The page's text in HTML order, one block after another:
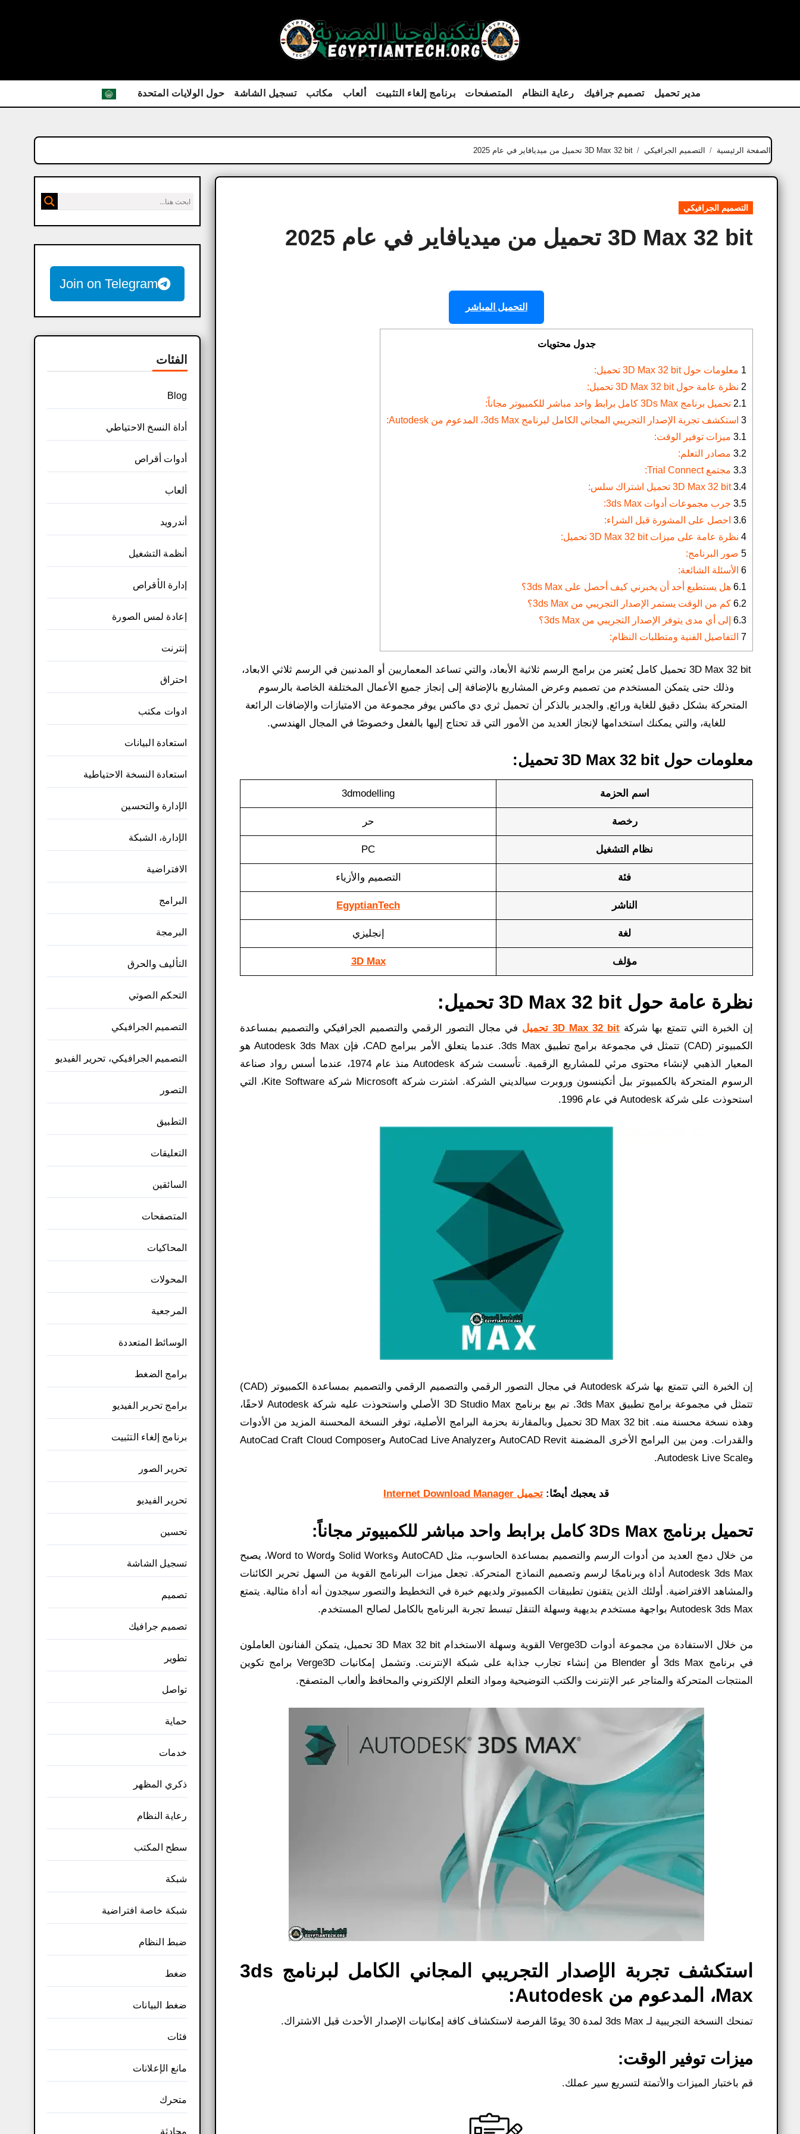
مدير تحميل تصميم جرافيك رعاية النظام المتصفحات برنامج إلغاء التثبيت ألعاب مكاتب تسجيل الشاشة حول الولايات المتحدة
الصفحة الرئيسية التصميم الجرافيكي 3D Max 32 bit تحميل من ميديافاير في عام 2025
التصميم الجرافيكي
3D Max 32 bit تحميل من ميديافاير في عام 2025
التحميل المباشر
جدول محتويات
1 معلومات حول 3D Max 32 bit تحميل:
2 نظرة عامة حول 3D Max 32 bit تحميل:
2.1 تحميل برنامج 3Ds Max كامل برابط واحد مباشر للكمبيوتر مجاناً:
3 استكشف تجربة الإصدار التجريبي المجاني الكامل لبرنامج 3ds Max، المدعوم من Autodesk:
3.1 ميزات توفير الوقت:
3.2 مصادر التعلم:
3.3 مجتمع Trial Connect:
3.43D Max 32 bit تحميل اشتراك سلس:
3.5 جرب مجموعات أدوات 3ds Max:
3.6 احصل على المشورة قبل الشراء:
4 نظرة عامة على ميزات 3D Max 32 bit تحميل:
5 صور البرنامج:
6 الأسئلة الشائعة:
6.1 هل يستطيع أحد أن يخبرني كيف أحصل على 3ds Max؟
6.2 كم من الوقت يستمر الإصدار التجريبي من 3ds Max؟
6.3 إلى أي مدى يتوفر الإصدار التجريبي من 3ds Max؟
7 التفاصيل الفنية ومتطلبات النظام:
3D Max 32 bit تحميل كامل يُعتبر من برامج الرسم ثلاثية الأبعاد، والتي تساعد المعماريين أو المدنيين في الرسم ثلاثي الابعاد،
وذلك حتى يتمكن المستخدم من تصميم وعرض المشاريع بالإضافة إلى إنجاز جميع الأعمال المختلفة الخاصة بالرسوم
المتحركة بشكل دقيق للغاية ورائع, والجدير بالذكر أن تحميل ثري دي ماكس يوفر مجموعة من الامتيازات والإضافات الرائعة
للغاية، والتي يمكنك استخدامها لإنجاز العديد من الأمور التي قد تحتاج إليها بالفعل وخصوصًا في المجال الهندسي.
معلومات حول 3D Max 32 bit تحميل:
اسم الحزمة 3dmodelling
رخصة حر
نظام التشغيل PC
فئة التصميم والأزياء
الناشر EgyptianTech
لغة إنجليزي
مؤلف 3D Max
نظرة عامة حول 3D Max 32 bit تحميل:
إن الخبرة التي تتمتع بها شركة 3D Max 32 bit تحميل
في مجال التصور الرقمي والتصميم الجرافيكي والتصميم بمساعدة
الكمبيوتر (CAD) تتمثل في مجموعة برامج تطبيق 3ds Max. عندما يتعلق الأمر ببرامج CAD، فإن Autodesk 3ds Max هو
المعيار الذهبي لإنشاء محتوى مرئي للمشاريع الرقمية. تأسست شركة Autodesk منذ عام 1974، عندما أسس رواد صناعة
الرسوم المتحركة بالكمبيوتر بيل أتكينسون وروبرت سيالديني الشركة. اشترت شركة Microsoft شركة Kite Software، التي
استحوذت على شركة Autodesk في عام 1996.
إن الخبرة التي تتمتع بها شركة Autodesk في مجال التصور الرقمي والتصميم الرقمي والتصميم بمساعدة الكمبيوتر (CAD)
تتمثل في مجموعة برامج تطبيق 3ds Max. تم بيع برنامج 3D Studio Max الأصلي واستحوذت عليه شركة Autodesk لاحقًا،
وهذه نسخة محسنة منه. 3D Max 32 bit تحميل وبالمقارنة بحزمة البرامج الأصلية، توفر النسخة المحسنة المزيد من الأدوات
والقدرات. ومن بين البرامج الأخرى المضمنة AutoCAD Revit وAutoCad Live Analyzer وAutoCad Craft Cloud Composer
وAutodesk Live Scale.
قد يعجبك أيضًا: تحميل Internet Download Manager
تحميل برنامج 3Ds Max كامل برابط واحد مباشر للكمبيوتر مجاناً:
من خلال دمج العديد من أدوات الرسم والتصميم بمساعدة الحاسوب، مثل AutoCAD وSolid Works وWord to Word، يصبح
Autodesk 3ds Max أداة وبرنامجًا لرسم وتصميم النماذج المتحركة. تجعل ميزات البرنامج القوية من السهل تحرير الكائنات
والمشاهد الافتراضية. أولئك الذين يتقنون تطبيقات الكمبيوتر ولديهم خبرة في التخطيط والتصور سيجدون أنه أداة مثالية. يتمتع
Autodesk 3ds Max بواجهة مستخدم بديهية وسهلة التنقل تبسط تجربة البرنامج بالكامل لصالح المستخدم.
من خلال الاستفادة من مجموعة أدوات Verge3D القوية وسهلة الاستخدام 3D Max 32 bit تحميل، يتمكن الفنانون العاملون
في برنامج 3ds Max أو Blender من إنشاء تجارب جذابة على شبكة الإنترنت. وتشمل إمكانيات Verge3D برامج تكوين
المنتجات المتحركة والمتاجر عبر الإنترنت والكتب التوضيحية ومواد التعلم الإلكتروني والمحافظ وألعاب المتصفح.
استكشف تجربة الإصدار التجريبي المجاني الكامل لبرنامج 3ds
Max، المدعوم من Autodesk:
تمنحك النسخة التجريبية لـ 3ds Max لمدة 30 يومًا الفرصة لاستكشاف كافة إمكانيات الإصدار الأحدث قبل الاشتراك.
ميزات توفير الوقت:
قم باختبار الميزات والأتمتة لتسريع سير عملك.
Join on Telegram
الفئات
Blog
أداة النسخ الاحتياطي
أدوات أقراص
ألعاب
أندرويد
أنظمة التشغيل
إدارة الأقراص
إعادة لمس الصورة
إنترنت
احتراق
ادوات مكتب
استعادة البيانات
استعادة النسخة الاحتياطية
الإدارة والتحسين
الإدارة، الشبكة
الافتراضية
البرامج
البرمجة
التأليف والحرق
التحكم الصوتي
التصميم الجرافيكي
التصميم الجرافيكي، تحرير الفيديو
التصور
التطبيق
التعليقات
السائقين
المتصفحات
المحاكيات
المحولات
المرجعية
الوسائط المتعددة
برامج الضغط
برامج تحرير الفيديو
برنامج إلغاء التثبيت
تحرير الصور
تحرير الفيديو
تحسين
تسجيل الشاشة
تصميم
تصميم جرافيك
تطوير
تواصل
حماية
خدمات
ذكري المظهر
رعاية النظام
سطح المكتب
شبكة
شبكة خاصة افتراضية
ضبط النظام
ضغط
ضغط البيانات
فئات
مانع الإعلانات
متحرك
محادثة